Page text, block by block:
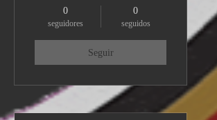
0
seguidores
0
seguidos
Seguir